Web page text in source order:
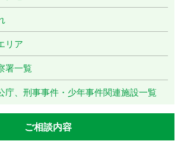
リア
署一覧
庁、刑事事件・少年事件関連施設一覧
ご相談内容